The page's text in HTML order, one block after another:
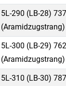
5L-290 (LB-28)
5L-300 (LB-29)
5L-310 (LB-30)